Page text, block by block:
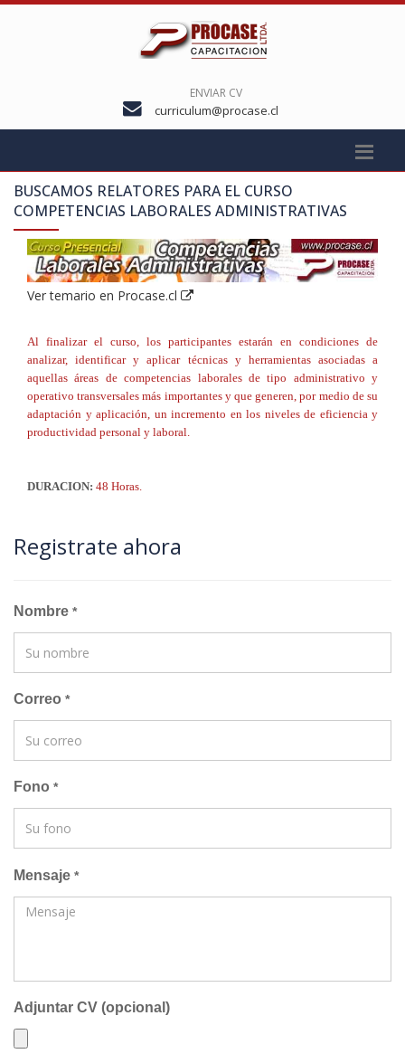
ENVIAR CV
curriculum@procase.cl
BUSCAMOS RELATORES PARA EL CURSO
COMPETENCIAS LABORALES ADMINISTRATIVAS
Ver temario en Procase.cl
Al finalizar el curso, los participantes estarán en condiciones de
analizar, identificar y aplicar técnicas y herramientas asociadas a
aquellas áreas de competencias laborales de tipo administrativo y
operativo transversales más importantes y que generen, por medio de su
adaptación y aplicación, un incremento en los niveles de eficiencia y
productividad personal y laboral.
DURACION: 48 Horas.
Registrate ahora
Nombre *
Correo *
Fono *
Mensaje *
Adjuntar CV (opcional)